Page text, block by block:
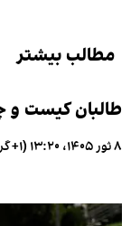
مطالب بیشتر
طالبان کیست
۸ ثور ۱۴۰۵، ۱۳:۲۰ (‎+۱ گرینویچ)